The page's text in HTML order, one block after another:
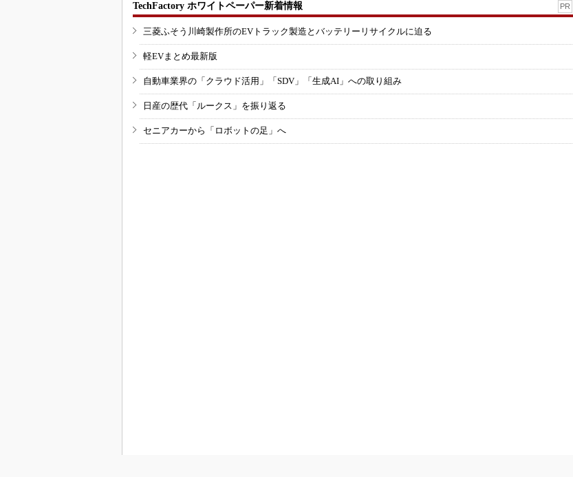
TechFactory ホワイトペーパー新着情報 PR
三菱ふそう川崎製作所のEVトラック製造とバッテリーリサイクルに迫る
軽EVまとめ最新版
自動車業界の「クラウド活用」「SDV」「生成AI」への取り組み
日産の歴代「ルークス」を振り返る
セニアカーから「ロボットの足」へ